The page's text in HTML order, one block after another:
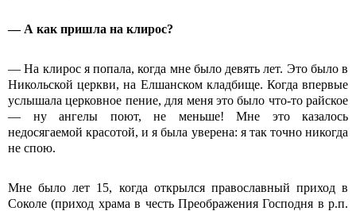
— А как пришла на клирос?
— На клирос я попала, когда мне было девять лет. Это было в
Никольской церкви, на Елшанском кладбище. Когда впервые
услышала церковное пение, для меня это было что-то райское
— ну ангелы поют, не меньше! Мне это казалось
недосягаемой красотой, и я была уверена: я так точно никогда
не спою.
Мне было лет 15, когда открылся православный приход в
Соколе (приход храма в честь Преображения Господня в р.п.